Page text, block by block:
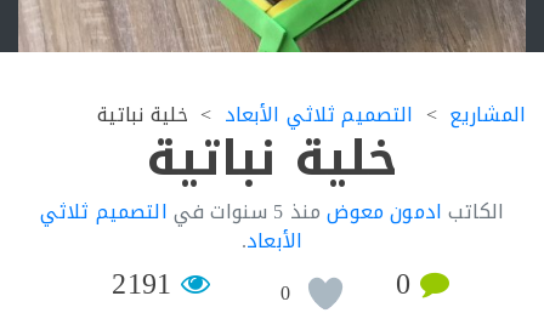
التصميم ثلاثي الأبعاد خلية نباتيةخلية نباتية
ادمون معوضمنذ5 سنوات فيالتصميم ثلاثي
الأبعاد.
0
0
2191